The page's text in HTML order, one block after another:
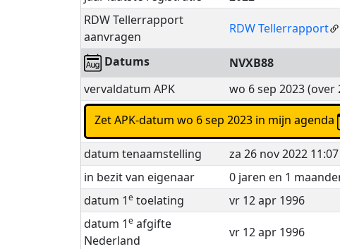
RDW Tellerrapport
aanvragen
RDW Tellerrapport
Datums
NVXB88
vervaldatum APK
wo 6 sep 2023 (over
Zet APK-datum wo 6 sep 2023 in mijn agenda
datum tenaamstelling
za 26 nov 2022 11:07
in bezit van eigenaar
0 jaren en 1
datum 1e toelating
vr 12 apr 1996
datum 1e afgifte
Nederland
vr 12 apr 1996